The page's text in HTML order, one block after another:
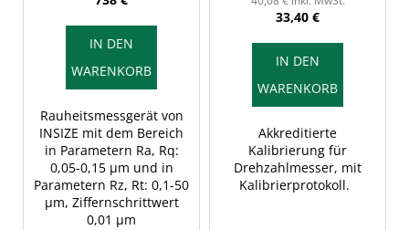
IN DEN
WARENKORB
Rauheitsmessgerät von
INSIZE mit dem Bereich
in Parametern Ra, Rq:
0,05-0,15 µm und in
Parametern Rz, Rt: 0,1-50
µm, Ziffernschrittwert
0,01 µm
33,40 €
IN DEN
WARENKORB
Akkreditierte
Kalibrierung für
Drehzahlmesser, mit
Kalibrierprotokoll.